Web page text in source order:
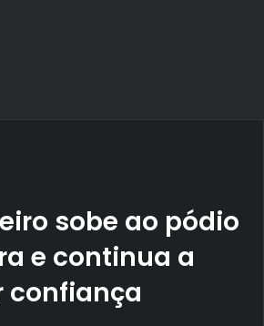
sobe ao pódio
e continua a
confiança